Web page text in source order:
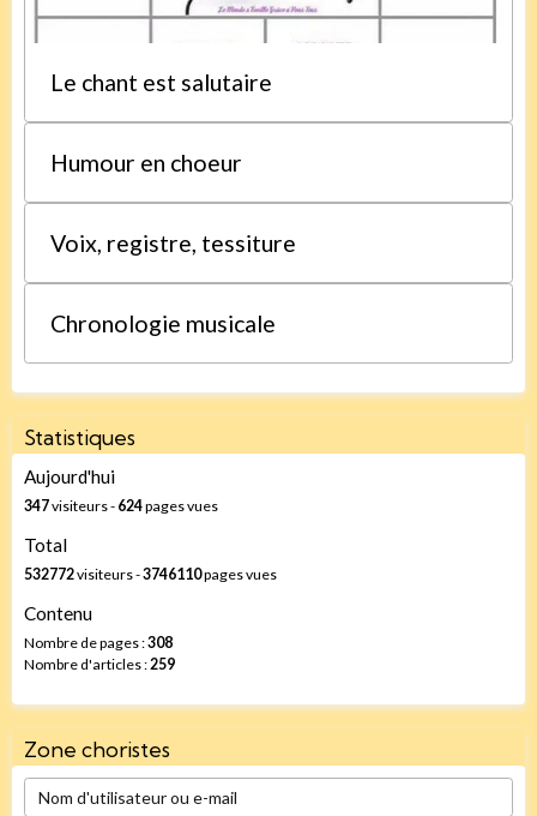
Le chant est salutaire
Humour en choeur
Voix, registre, tessiture
Chronologie musicale
Statistiques
Aujourd'hui
347visiteurs - 624pages vues
Total
532772visiteurs -3746110pages vues
Contenu
Nombre de pages :308
Nombre d'articles : 259
Zone choristes